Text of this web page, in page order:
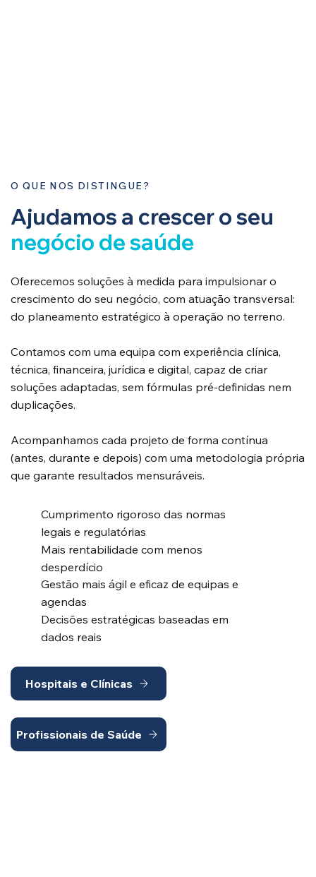
O QUE NOS DISTINGUE?
Ajudamos a crescer o seu
negócio de saúde
Oferecemos soluções à medida para impulsionar o
crescimento do seu negócio, com atuação transversal:
do planeamento estratégico à operação no terreno.
Contamos com uma equipa com experiência clínica,
técnica, financeira, jurídica e digital, capaz de criar
soluções adaptadas, sem fórmulas pré-definidas nem
duplicações.
Acompanhamos cada projeto de forma contínua
(antes, durante e depois) com uma metodologia própria
que garante resultados mensuráveis.
Cumprimento rigoroso das normas
legais e regulatórias
Mais rentabilidade com menos
desperdício
Gestão mais ágil e eficaz de equipas e
agendas
Decisões estratégicas baseadas em
dados reais
Hospitais e Clínicas
Profissionais de Saúde